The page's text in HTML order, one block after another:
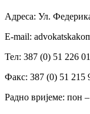
Адреса: Ул.
Е-mail:
Тел: 387 (0) 51 226
Факс: 387 (0) 51 215
Радно вријеме: пон